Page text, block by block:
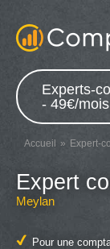
Experts-
- 49€/mois
Accueil Expert-
Expert
Meylan
Pour une